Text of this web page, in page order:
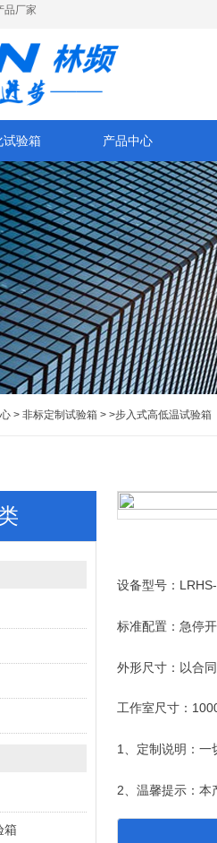
品厂家
试验箱 产品中心
> 非标定制试验箱 > >步入式高低温试验箱
箱
设备型号：
标准配置：急停
外形尺寸：以合
工作室尺寸：
1、定制说明：一
2、温馨提示：本